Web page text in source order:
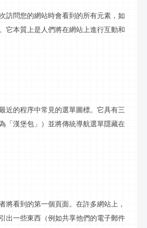
訪問您的網站時會看到的所有元素，如
它本質上是人們將在網站上進行互動和
近的程序中常見的選單圖標。它具有三
「漢堡包」）並將傳統導航選單隱藏在
將看到的第一個頁面。在許多網站上，
出一些東西（例如共享他們的電子郵件